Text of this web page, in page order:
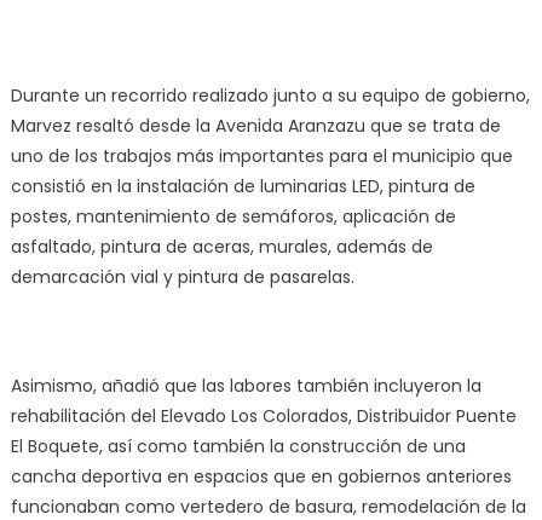
Durante un recorrido realizado junto a su equipo de gobierno,
Marvez resaltó desde la Avenida Aranzazu que se trata de
uno de los trabajos más importantes para el municipio que
consistió en la instalación de luminarias LED, pintura de
postes, mantenimiento de semáforos, aplicación de
asfaltado, pintura de aceras, murales, además de
demarcación vial y pintura de pasarelas.
Asimismo, añadió que las labores también incluyeron la
rehabilitación del Elevado Los Colorados, Distribuidor Puente
El Boquete, así como también la construcción de una
cancha deportiva en espacios que en gobiernos anteriores
funcionaban como vertedero de basura, remodelación de la